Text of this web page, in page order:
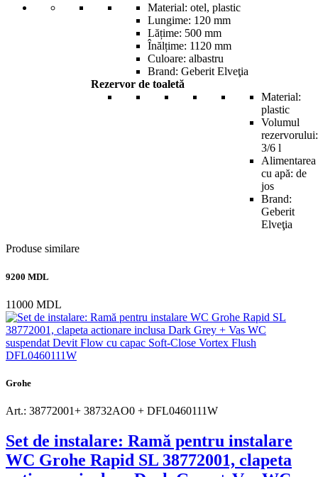
Material: otel, plastic
Lungime: 120 mm
Lățime: 500 mm
Înălțime: 1120 mm
Culoare: albastru
Brand: Geberit Elveţia
Rezervor de toaletă
Material:
plastic
Volumul
rezervorului:
3/6 l
Alimentarea
cu apă: de
jos
Brand:
Geberit
Elveţia
Produse similare
9200 MDL
11000 MDL
Grohe
Art.: 38772001+ 38732AO0 + DFL0460111W
Set de instalare: Ramă pentru instalare
WC Grohe Rapid SL 38772001, clapeta